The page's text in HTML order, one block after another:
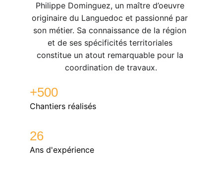
Philippe Dominguez, un maître d’oeuvre
originaire du Languedoc et passionné par
son métier. Sa connaissance de la région
et de ses spécificités territoriales
constitue un atout remarquable pour la
coordination de travaux.
+500
26
Ans d'expérience
Chantiers réalisés